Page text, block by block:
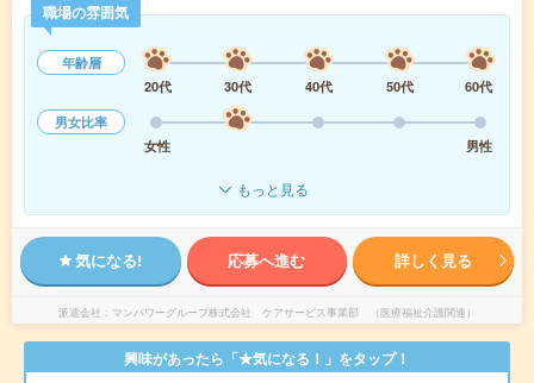
職場の雰囲気
年齢層
20代
30代 40代 50代
60代
男女比率
女性
男性
もっと見る
気になる! 応募へ進む 詳しく見る
派遣会社 マンパワーグループ株式会社 ケアサービス事業部 （医療福祉介護関連）
興味があったら「★気になる！」をタップ！